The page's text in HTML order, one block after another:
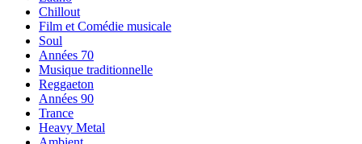
Chillout
Film et Comédie musicale
Soul
Années 70
Musique traditionnelle
Reggaeton
Années 90
Trance
Heavy Metal